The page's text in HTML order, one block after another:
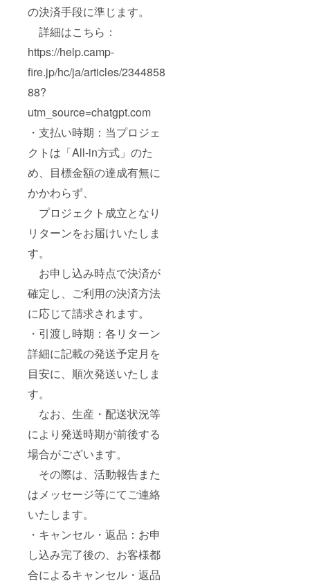
の決済手段に準じます。
詳細はこちら：
https://help.camp-
fire.jp/hc/ja/articles/2344858
88?
utm_source=chatgpt.com
・支払い時期：当プロジェ
クトは「All-in方式」のた
め、目標金額の達成有無に
かかわらず、
プロジェクト成立となり
リターンをお届けいたしま
す。
お申し込み時点で決済が
確定し、ご利用の決済方法
に応じて請求されます。
・引渡し時期：各リターン
詳細に記載の発送予定月を
目安に、順次発送いたしま
す。
なお、生産・配送状況等
により発送時期が前後する
場合がございます。
その際は、活動報告また
はメッセージ等にてご連絡
いたします。
・キャンセル・返品：お申
し込み完了後の、お客様都
合によるキャンセル・返品